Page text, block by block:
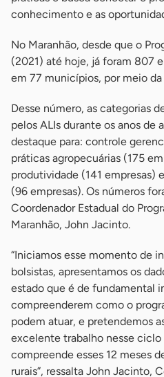
conhecimento e as
No Maranhão, desde que o
(2021) até hoje, já foram 807
em 77 municípios, por meio da
Desse número, as categorias
pelos ALIs durante os anos de
destaque para: controle
práticas agropecuárias (175
produtividade (141 empresas)
(96 empresas). Os números
Coordenador Estadual do
Maranhão, John Jacinto.
“Iniciamos esse momento de
bolsistas, apresentamos os
estado que é de fundamental
compreenderem como o
podem atuar, e pretendemos
excelente trabalho nesse
compreende esses 12 meses
rurais”, ressalta John Jacinto,